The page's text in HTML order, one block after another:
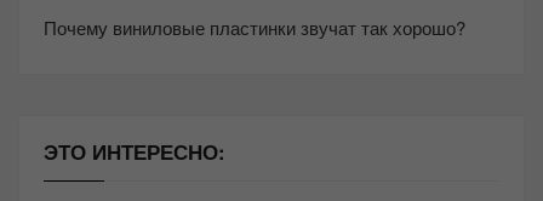
Почему виниловые пластинки звучат так хорошо?
ЭТО ИНТЕРЕСНО: